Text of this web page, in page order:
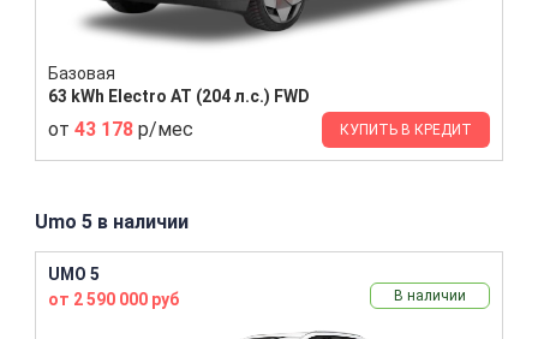
Базовая
63 kWh Electro AT (204 л.с.) FWD
от 43 178 р/мес КУПИТЬ В КРЕДИТ
Umo 5 в наличии
UMO 5
от 2 590 000 руб
В наличии